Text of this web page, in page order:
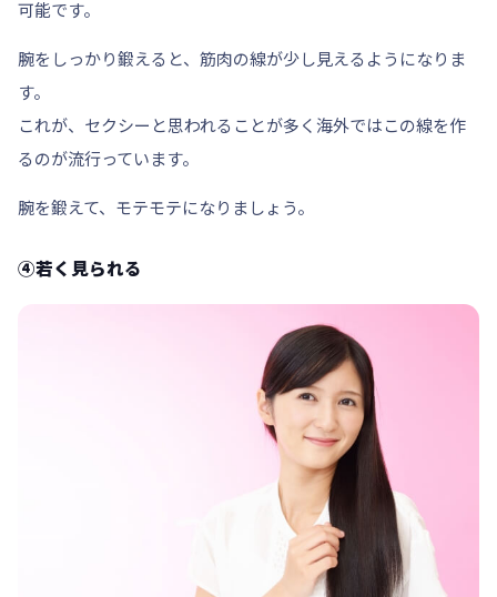
可能です。
腕をしっかり鍛えると、筋肉の線が少し見えるようになりま
す。
これが、セクシーと思われることが多く海外ではこの線を作
るのが流行っています。
腕を鍛えて、モテモテになりましょう。
④若く見られる